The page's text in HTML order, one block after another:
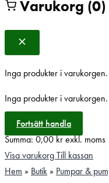
Varukorg (0)
Inga produkter i varukorgen.
Inga produkter i varukorgen.
Fortsätt handla
Summa:0,00krexkl. moms
Visa varukorgTill kassan
Hem » Butik » Pumpar &